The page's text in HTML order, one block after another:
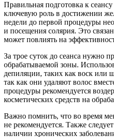
Правильная подготовка к
ключевую роль в достижении
недели до первой процедуры
и посещения солярия. Это
может повлиять на
За трое суток до сеанса нужно
обрабатываемой зоны.
депиляции, таких как воск или
так как они удаляют волос
процедуры рекомендуется
косметических средств на
Важно помнить, что во время
не рекомендуется. Также
наличии хронических